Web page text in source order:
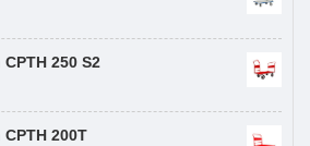
250 S2
200T